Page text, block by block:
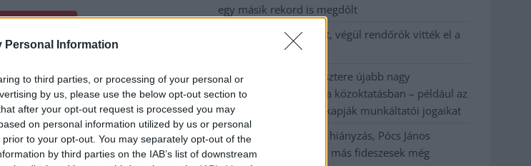
Personal Information
to third parties, or processing of your personal or
by us, please use the below opt-out section to
after your opt-out request is processed you may
on personal information utilized by us or personal
to your opt-out. You may separately opt-out of the
by third parties on the IAB’s list of downstream
Kórház és Rendelőintézet
osztályának sorsa, amelyről a
egy másik rekord is megdőlt
Egy telefonhívást akart, végül rendőrök vitték el a
mezőtúri férfit
A Tisza kormány minisztere újabb nagy
változásokról döntött a közoktatásban – például az
iskolaigazgatók visszakapják munkáltatói jogaikat
Sok volt az igazolatlan hiányzás, Pócs János
fizetéslevonást kapott, más fideszesek még